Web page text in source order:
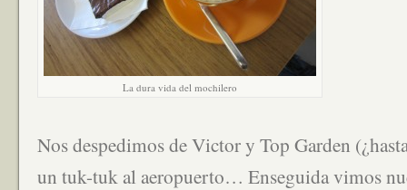
La dura vida del mochilero
Nos despedimos de Victor y Top Garden
un tuk-tuk al aeropuerto… Enseguida vimos